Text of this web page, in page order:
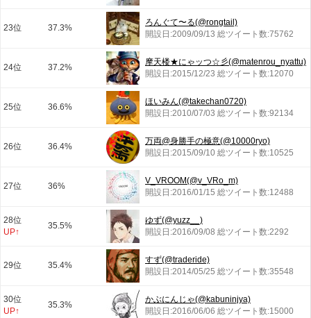
23位 37.3%
ろんぐて〜る(@rongtail)
開設日:2009/09/13 総ツイート数:75762
24位 37.2%
摩天楼★にゃッつ☆彡(@matenrou_nyattu)
開設日:2015/12/23 総ツイート数:12070
25位 36.6%
ほいみん(@takechan0720)
開設日:2010/07/03 総ツイート数:92134
26位 36.4%
万両@身勝手の極意(@10000ryo)
開設日:2015/09/10 総ツイート数:10525
27位 36%
V_VROOM(@v_VRo_m)
開設日:2016/01/15 総ツイート数:12488
28位
UP↑
35.5%
ゆず(@yuzz__)
開設日:2016/09/08 総ツイート数:2292
29位 35.4%
すず(@traderide)
開設日:2014/05/25 総ツイート数:35548
30位
UP↑
35.3%
かぶにんじゃ(@kabuninjya)
開設日:2016/06/06 総ツイート数:15000